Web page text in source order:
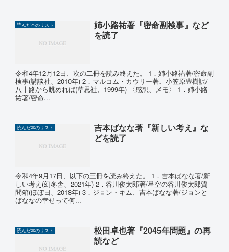
読んだ本のリスト
姉小路祐著『密命副検事』など
を読了
令和4年12月12日、次の二冊を読み終えた。 1．姉小路祐著/密命副
検事(講談社、2010年) 2．マルコム・カウリー著、小笠原豊樹訳/
八十路から眺めれば(草思社、1999年) 〈感想、メモ〉 1．姉小路
祐著/密命...
読んだ本のリスト
吉本ばなな著『新しい考え』な
どを読了
令和4年9月17日、以下の三冊を読み終えた。 1．吉本ばなな著/新
しい考え(幻冬舎、2021年) 2．谷川俊太郎著/星空の谷川俊太郎質
問箱(ほぼ日、2018年) 3．ジョン・キム、吉本ばなな著/ジョンと
ばななの幸せって何...
読んだ本のリスト
松田卓也著『2045年問題』の再
読など